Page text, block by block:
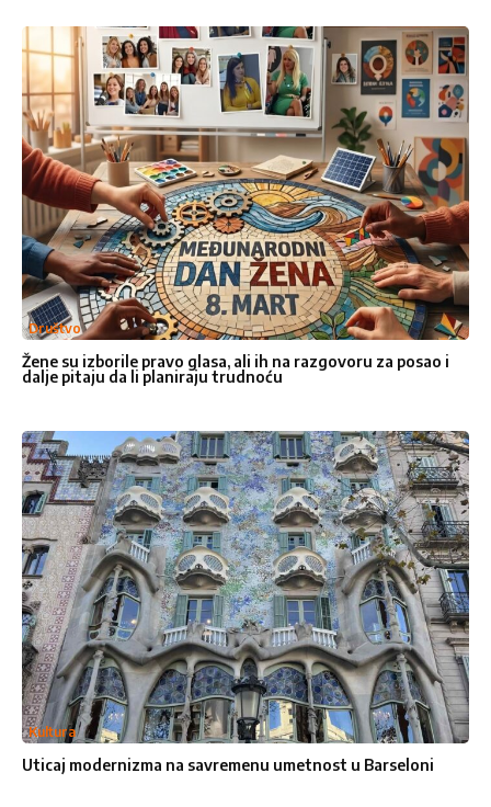
Društvo
Žene su izborile pravo glasa, ali ih na razgovoru za posao i
dalje pitaju da li planiraju trudnoću
Kultura
Uticaj modernizma na savremenu umetnost u Barseloni